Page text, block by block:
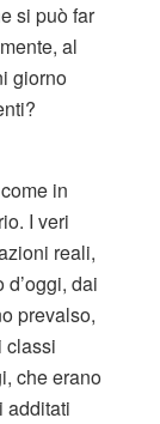
si può far
al
giorno
in
I veri
reali,
dai
prevalso,
classi
che erano
additati